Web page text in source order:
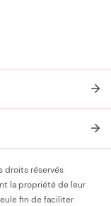
droits réservés
la propriété de leur
fin de faciliter